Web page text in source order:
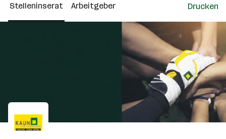
Stelleninserat Arbeitgeber Drucken